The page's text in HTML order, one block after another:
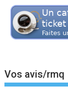
Vos avis/rmq